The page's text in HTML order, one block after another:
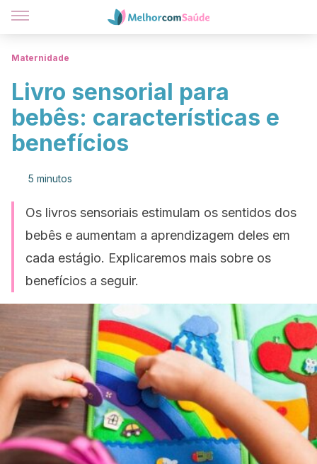
Maternidade
Livro sensorial para
bebês: características e
benefícios
5 minutos
Os livros sensoriais estimulam os sentidos dos
bebês e aumentam a aprendizagem deles em
cada estágio. Explicaremos mais sobre os
benefícios a seguir.